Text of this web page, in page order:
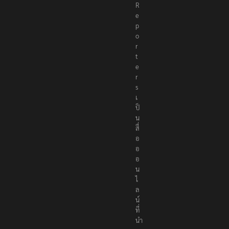
R
e
p
o
r
t
e
r
s
เ
ป็
น
สื่
อ
อ
อ
น
ไ
ล
น์
ที่
นำ